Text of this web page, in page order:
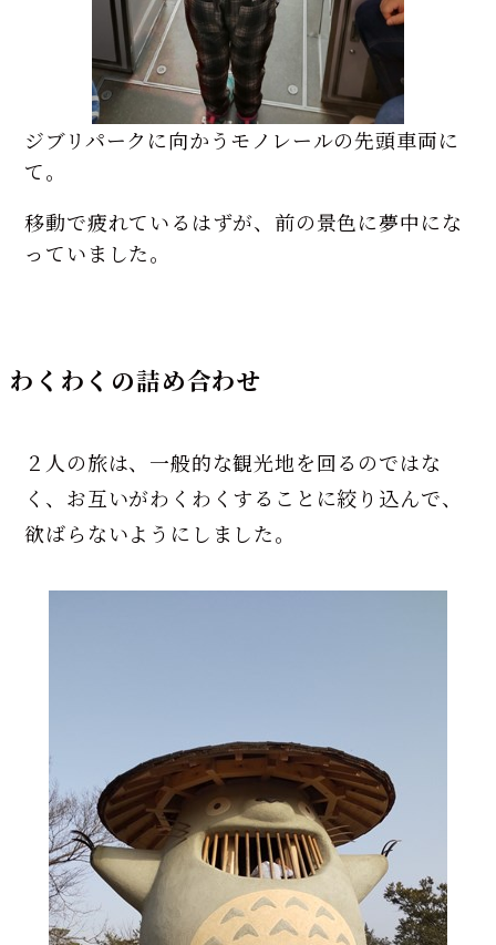
ジブリパークに向かうモノレールの先頭車両に
て。
移動で疲れているはずが、前の景色に夢中にな
っていました。
わくわくの詰め合わせ
２人の旅は、一般的な観光地を回るのではな
く、お互いがわくわくすることに絞り込んで、
欲ばらないようにしました。